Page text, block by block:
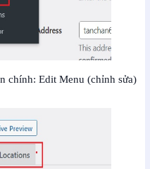
chính: Edit Menu (chỉnh sửa)